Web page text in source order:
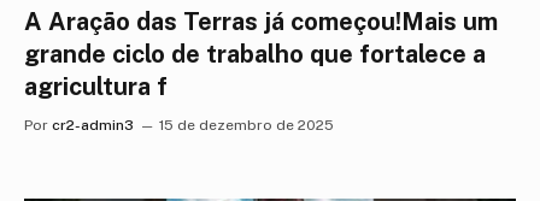
A Aração das Terras já começou!Mais um
grande ciclo de trabalho que fortalece a
agricultura f
Por cr2-admin3 15 de dezembro de 2025